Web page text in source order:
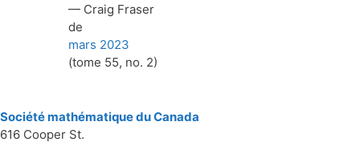
— Craig Fraser
de
mars 2023
(tome 55, no. 2)
Société mathématique du Canada
616 Cooper St.